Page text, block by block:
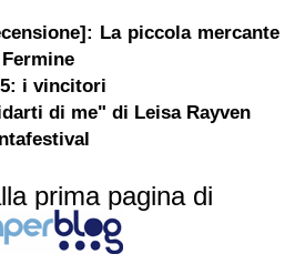
La piccola mercante
i vincitori
di me" di Leisa Rayven
prima pagina di